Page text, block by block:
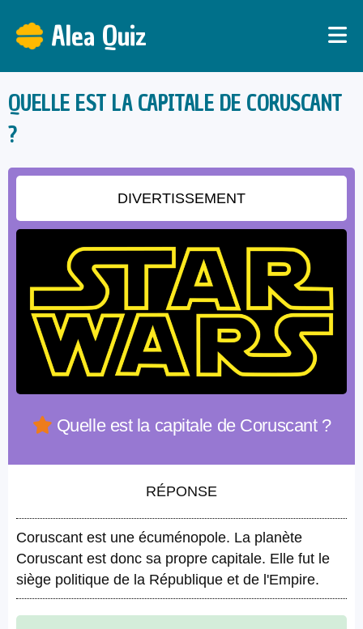
Alea Quiz
QUELLE EST LA CAPITALE DE CORUSCANT
?
DIVERTISSEMENT
Quelle est la capitale de Coruscant ?
RÉPONSE
Coruscant est une écuménopole. La planète
Coruscant est donc sa propre capitale. Elle fut le
siège politique de la République et de l'Empire.